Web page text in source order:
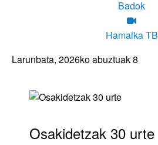
Badok
Hamaika TB
Larunbata, 2026ko abuztuak 8
Osakidetzak 30 urte